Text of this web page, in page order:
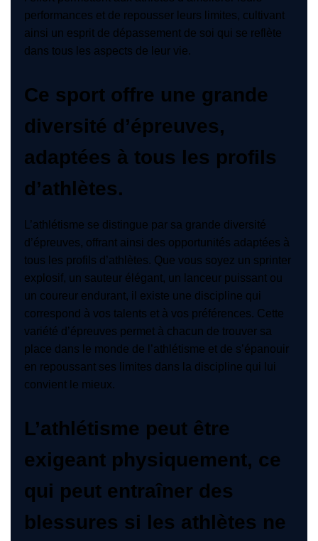
performances et de repousser leurs limites, cultivant
ainsi un esprit de dépassement de soi qui se reflète
dans tous les aspects de leur vie.
Ce sport offre une grande
diversité d’épreuves,
adaptées à tous les profils
d’athlètes.
L’athlétisme se distingue par sa grande diversité
d’épreuves, offrant ainsi des opportunités adaptées à
tous les profils d’athlètes. Que vous soyez un sprinter
explosif, un sauteur élégant, un lanceur puissant ou
un coureur endurant, il existe une discipline qui
correspond à vos talents et à vos préférences. Cette
variété d’épreuves permet à chacun de trouver sa
place dans le monde de l’athlétisme et de s’épanouir
en repoussant ses limites dans la discipline qui lui
convient le mieux.
L’athlétisme peut être
exigeant physiquement, ce
qui peut entraîner des
blessures si les athlètes ne